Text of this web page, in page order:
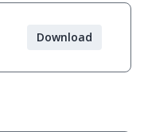
Download